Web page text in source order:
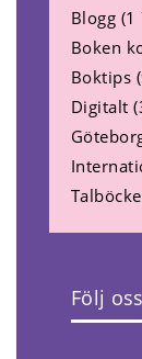
Blogg (1
Boken
Boktips
Digitalt
Följ